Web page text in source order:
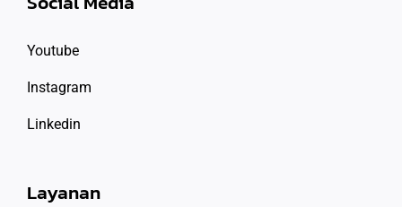
Youtube
Instagram
Linkedin
Layanan